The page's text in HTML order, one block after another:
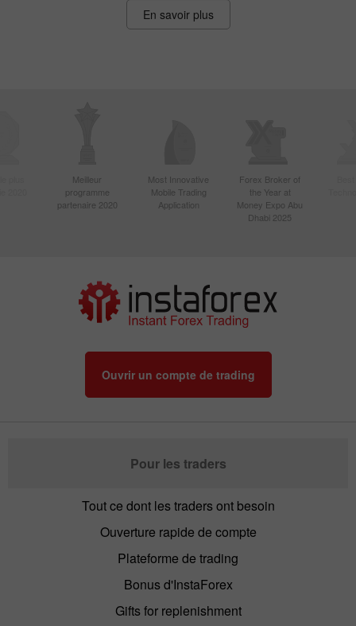
En savoir plus
Meilleur
programme
partenaire 2020
Most Innovative
Mobile Trading
Application
Forex Broker of
the Year at
Money Expo Abu
Dhabi 2025
Ouvrir un compte de trading
Pour les traders
Tout ce dont les traders ont besoin
Ouverture rapide de compte
Plateforme de trading
Bonus d'InstaForex
Gifts for replenishment